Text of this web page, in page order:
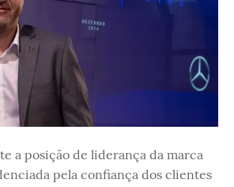
a posição de liderança da marca
pela confiança dos clientes